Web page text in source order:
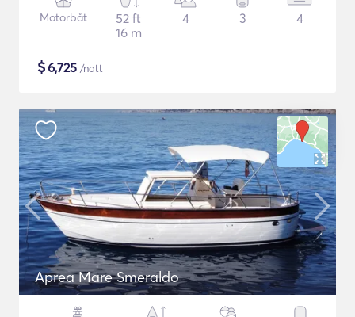
Motorbåt
52 ft
16 m
4 3 4
$6,725 /natt
Aprea Mare Smeraldo